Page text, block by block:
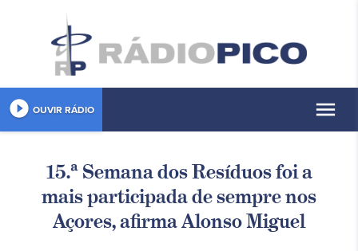
play_circle_filled OUVIR RÁDIO menu
15.ª Semana dos Resíduos foi a
mais participada de sempre nos
Açores, afirma Alonso Miguel